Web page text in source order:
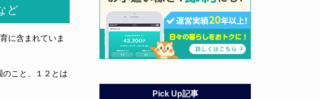
ど
に含まれていま
のこと、１２とは
Pick Up記事